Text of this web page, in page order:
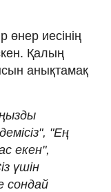
иесінің
Қалың
анықтамақ
"Ең
екен",
үшін
сондай